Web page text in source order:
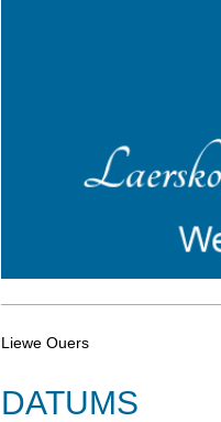
Liewe Ouers
DATUMS